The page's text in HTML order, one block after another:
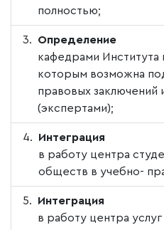
полностью;
Определение
кафедрами
которым возможна
правовых заключений
(экспертами);
Интеграция
в работу центра
обществ в учебно-
Интеграция
в работу центра